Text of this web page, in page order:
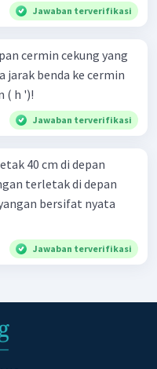
Jawaban terverifikasi
cermin cekung yang
jarak benda ke cermin
( h ')!
Jawaban terverifikasi
40 cm di depan
Jawaban terverifikasi